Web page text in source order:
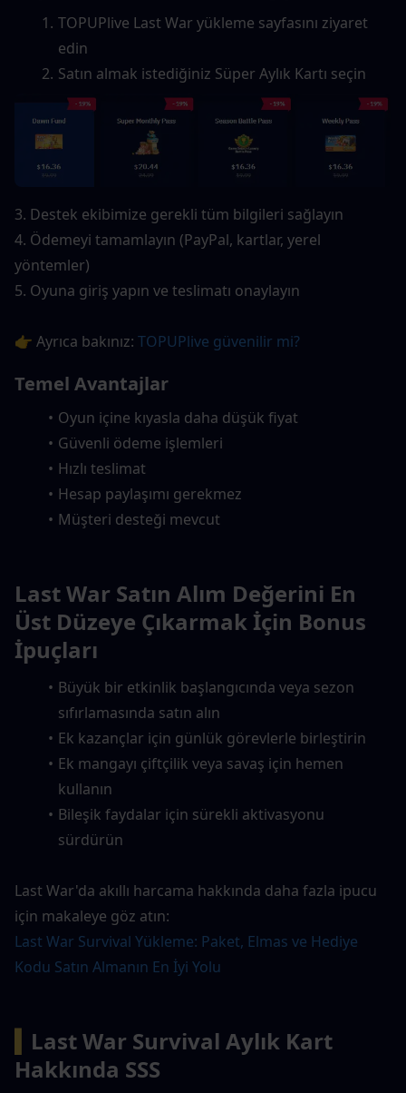
TOPUPlive Last War yükleme sayfasını ziyaret
edin
Satın almak istediğiniz Süper Aylık Kartı seçin
3. Destek ekibimize gerekli tüm bilgileri sağlayın
4. Ödemeyi tamamlayın (PayPal, kartlar, yerel
yöntemler)
5. Oyuna giriş yapın ve teslimatı onaylayın
👉 Ayrıca bakınız: TOPUPlive güvenilir mi?
Temel Avantajlar
Oyun içine kıyasla daha düşük fiyat
Güvenli ödeme işlemleri
Hızlı teslimat
Hesap paylaşımı gerekmez
Müşteri desteği mevcut
Last War Satın Alım Değerini En
Üst Düzeye Çıkarmak İçin Bonus
İpuçları
Büyük bir etkinlik başlangıcında veya sezon
sıfırlamasında satın alın
Ek kazançlar için günlük görevlerle birleştirin
Ek mangayı çiftçilik veya savaş için hemen
kullanın
Bileşik faydalar için sürekli aktivasyonu
sürdürün
Last War'da akıllı harcama hakkında daha fazla ipucu
için makaleye göz atın:
Last War Survival Yükleme: Paket, Elmas ve Hediye
Kodu Satın Almanın En İyi Yolu
Last War Survival Aylık Kart
Hakkında SSS